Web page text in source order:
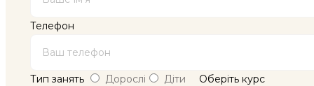
Телефон
Тип занять Дорослі Діти Оберіть курс